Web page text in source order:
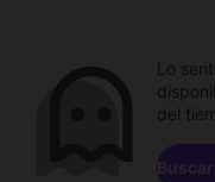
Lo
del